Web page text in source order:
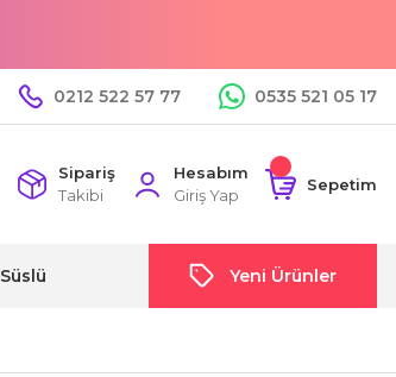
0212 522 57 77 0535 521 05 17
Sipariş
Takibi
Hesabım
Giriş Yap
Sepetim
Süslü Yeni Ürünler